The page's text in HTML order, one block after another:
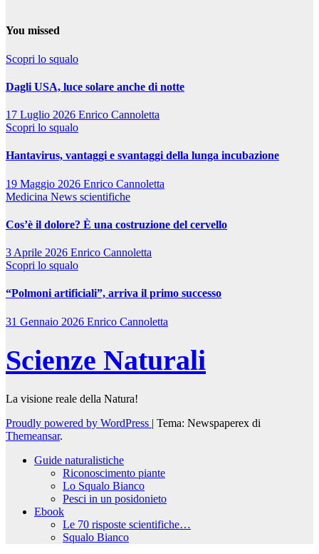
You missed
Scopri lo squalo
Dagli USA, luce solare anche di notte
17 Luglio 2026 Enrico Cannoletta
Scopri lo squalo
Hantavirus, vantaggi e svantaggi della lunga incubazione
19 Maggio 2026 Enrico Cannoletta
Medicina News scientifiche
Cos’è il dolore? È una costruzione del cervello
3 Aprile 2026 Enrico Cannoletta
Scopri lo squalo
“Polmoni artificiali”, arriva il primo successo
31 Gennaio 2026 Enrico Cannoletta
Scienze Naturali
La visione reale della Natura!
Proudly powered by WordPress | Tema: Newspaperex di
Themeansar.
Guide naturalistiche
Riconoscimento piante
Lo Squalo Bianco
Pesci in un posidonieto
Ebook
Le 70 risposte scientifiche…
Squalo Bianco